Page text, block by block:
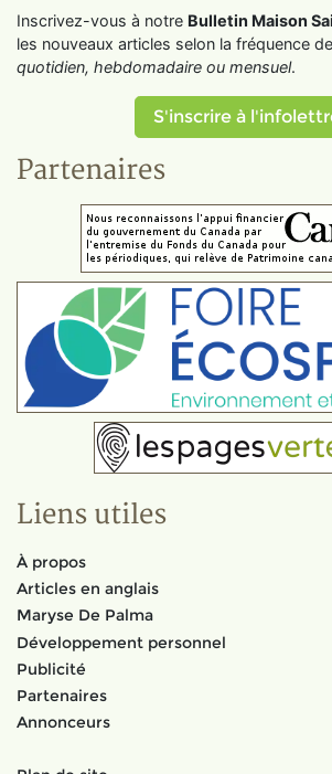
Inscrivez-vous à notre Bulletin Maison
les nouveaux articles selon la fréquence
quotidien, hebdomadaire ou mensuel.
S'inscrire à
Partenaires
Liens utiles
À propos
Articles en anglais
Maryse De Palma
Développement personnel
Publicité
Partenaires
Annonceurs